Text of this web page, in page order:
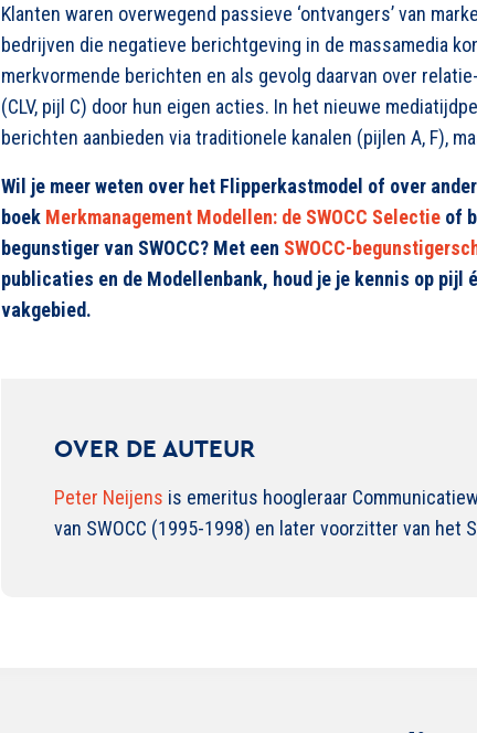
Klanten waren overwegend passieve ‘ontvangers’ van
bedrijven die negatieve berichtgeving in de massamedia
merkvormende berichten en als gevolg daarvan over
(CLV, pijl C) door hun eigen acties. In het nieuwe
berichten aanbieden via traditionele kanalen (pijlen A, F),
Wil je meer weten over het Flipperkastmodel of over
boek Merkmanagement Modellen: de SWOCC Selectie of
begunstiger van SWOCC? Met een SWOCC-
publicaties en de Modellenbank, houd je je kennis op pijl
vakgebied.
OVER DE AUTEUR
Peter Neijens is emeritus hoogleraar
van SWOCC (1995-1998) en later voorzitter van het